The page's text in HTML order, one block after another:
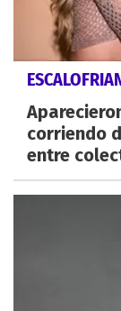
corriendo
entre